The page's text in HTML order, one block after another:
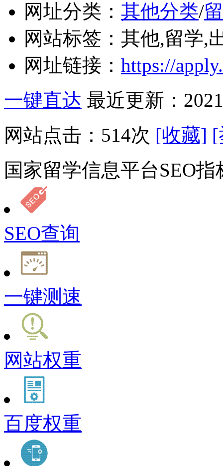
网址分类： 其他分类/
网站标签： 其他,留学,
网址链接： https://
一键直达 最近更新：
网站点击： 514次 [收藏] [
国家留学信息平台SEO指
SEO查询
一键测速
网站权重
百度权重